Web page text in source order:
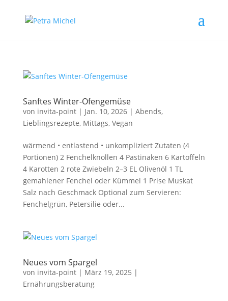
Sanftes Winter-Ofengemüse
von invita-point| Jan. 10, 2026| Abends,
Lieblingsrezepte, Mittags, Vegan
wärmend • entlastend • unkompliziert Zutaten (4
Portionen) 2 Fenchelknollen 4 Pastinaken 6 Kartoffeln
4 Karotten 2 rote Zwiebeln 2–3 EL Olivenöl 1 TL
gemahlener Fenchel oder Kümmel 1 Prise Muskat
Salz nach Geschmack Optional zum Servieren:
Fenchelgrün, Petersilie oder...
Neues vom Spargel
von invita-point| März 19, 2025 |
Ernährungsberatung